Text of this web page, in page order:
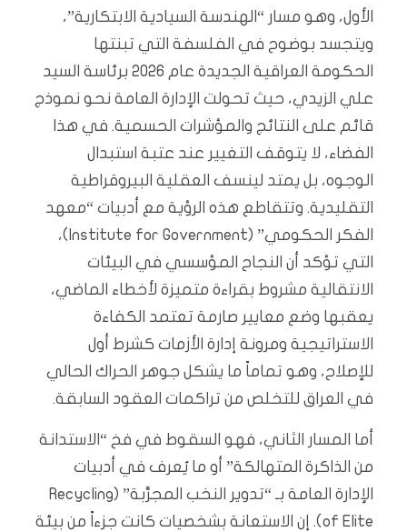
الأول، وهو مسار “الهندسة السيادية الابتكارية”،
ويتجسد بوضوح في الفلسفة التي تبنتها
الحكومة العراقية الجديدة عام 2026 برئاسة السيد
علي الزيدي، حيث تحولت الإدارة العامة نحو نموذج
قائم على النتائج والمؤشرات الحسمية. في هذا
الفضاء، لا يتوقف التغيير عند عتبة استبدال
الوجوه، بل يمتد لينسف العقلية البيروقراطية
التقليدية. وتتقاطع هذه الرؤية مع أدبيات “معهد
الفكر الحكومي” (Institute for Government)،
التي تؤكد أن النجاح المؤسسي في البيئات
الانتقالية مشروط بقراءة متميزة لأخطاء الماضي،
يعقبها وضع معايير صارمة تعتمد الكفاءة
الاستراتيجية ومرونة إدارة الأزمات كشرط أول
للإصلاح، وهو تماماً ما يشكل جوهر الحراك الحالي
في العراق للتخلص من تراكمات العقود السابقة.
أما المسار الثاني، فهو السقوط في فخ “الاستدانة
من الذاكرة المتهالكة” أو ما يُعرف في أدبيات
الإدارة العامة بـ “تدوير النخب المجرَّبة” (Recycling
of Elite). إن الاستعانة بشخصيات كانت جزءاً من بيئة